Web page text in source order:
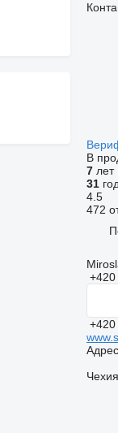
В
7лет
31
4.5
472
+420
+420
Адрес